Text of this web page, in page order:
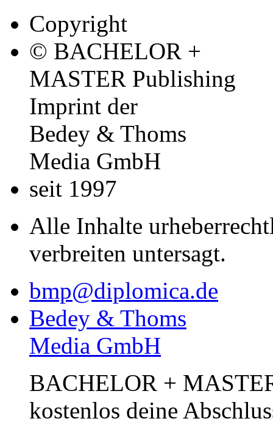
Copyright
© BACHELOR +
MASTER Publishing
Imprint der
Bedey & Thoms
Media GmbH
seit 1997
Alle Inhalte
verbreiten untersagt.
bmp@diplomica.de
Bedey & Thoms
Media GmbH
BACHELOR +
kostenlos deine